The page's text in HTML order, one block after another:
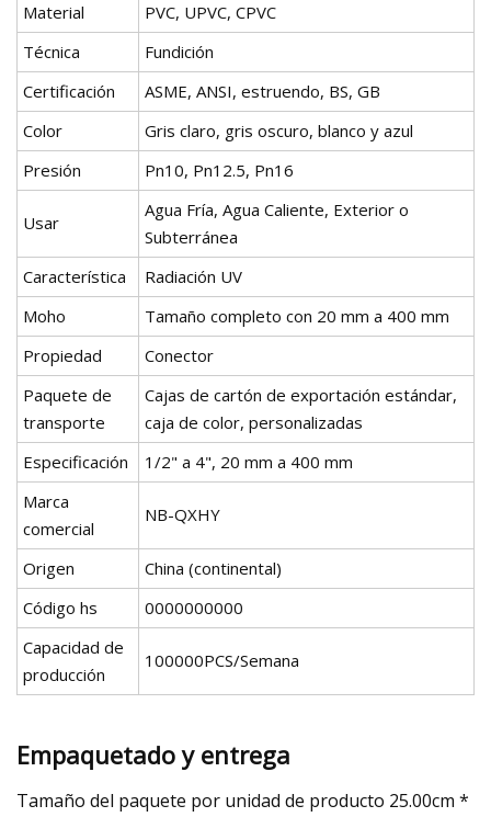
Material
PVC, UPVC, CPVC
Técnica
Fundición
Certificación
ASME, ANSI, estruendo, BS, GB
Color
Gris claro, gris oscuro, blanco y azul
Presión
Pn10, Pn12.5, Pn16
Usar
Agua Fría, Agua Caliente, Exterior o
Subterránea
Característica
Radiación UV
Moho
Tamaño completo con 20 mm a 400 mm
Propiedad
Conector
Paquete de
transporte
Cajas de cartón de exportación estándar,
caja de color, personalizadas
Especificación
1/2" a 4", 20 mm a 400 mm
Marca
comercial
NB-QXHY
Origen
China (continental)
Código hs
0000000000
Capacidad de
producción
100000PCS/Semana
Empaquetado y entrega
Tamaño del paquete por unidad de producto 25.00cm *